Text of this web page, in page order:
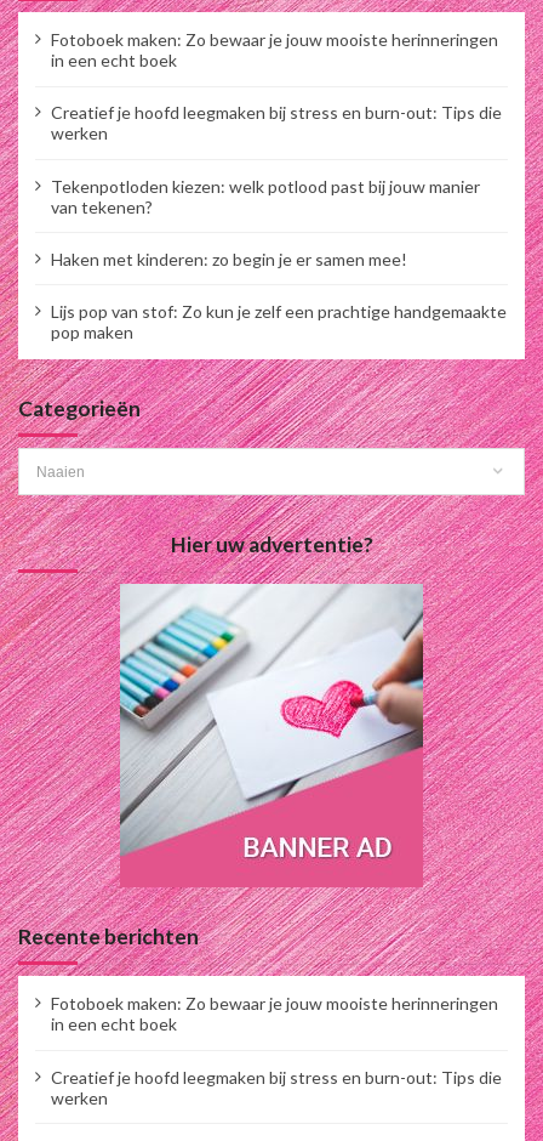
Fotoboek maken: Zo bewaar je jouw mooiste herinneringen
in een echt boek
Creatief je hoofd leegmaken bij stress en burn-out: Tips die
werken
Tekenpotloden kiezen: welk potlood past bij jouw manier
van tekenen?
Haken met kinderen: zo begin je er samen mee!
Lijs pop van stof: Zo kun je zelf een prachtige handgemaakte
pop maken
Categorieën
Categorieën
Hier uw advertentie?
Recente berichten
Fotoboek maken: Zo bewaar je jouw mooiste herinneringen
in een echt boek
Creatief je hoofd leegmaken bij stress en burn-out: Tips die
werken